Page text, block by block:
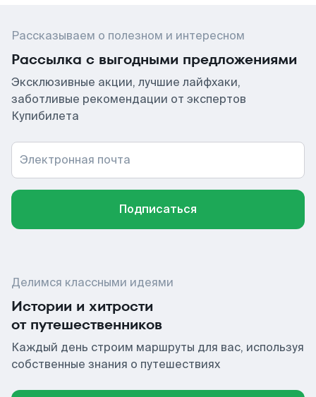
Рассказываем о полезном и интересном
Рассылка с выгодными предложениями
Эксклюзивные акции, лучшие лайфхаки,
заботливые рекомендации от экспертов
Купибилета
Электронная почта
Подписаться
Делимся классными идеями
Истории и хитрости
от путешественников
Каждый день строим маршруты для вас, используя
собственные знания о путешествиях